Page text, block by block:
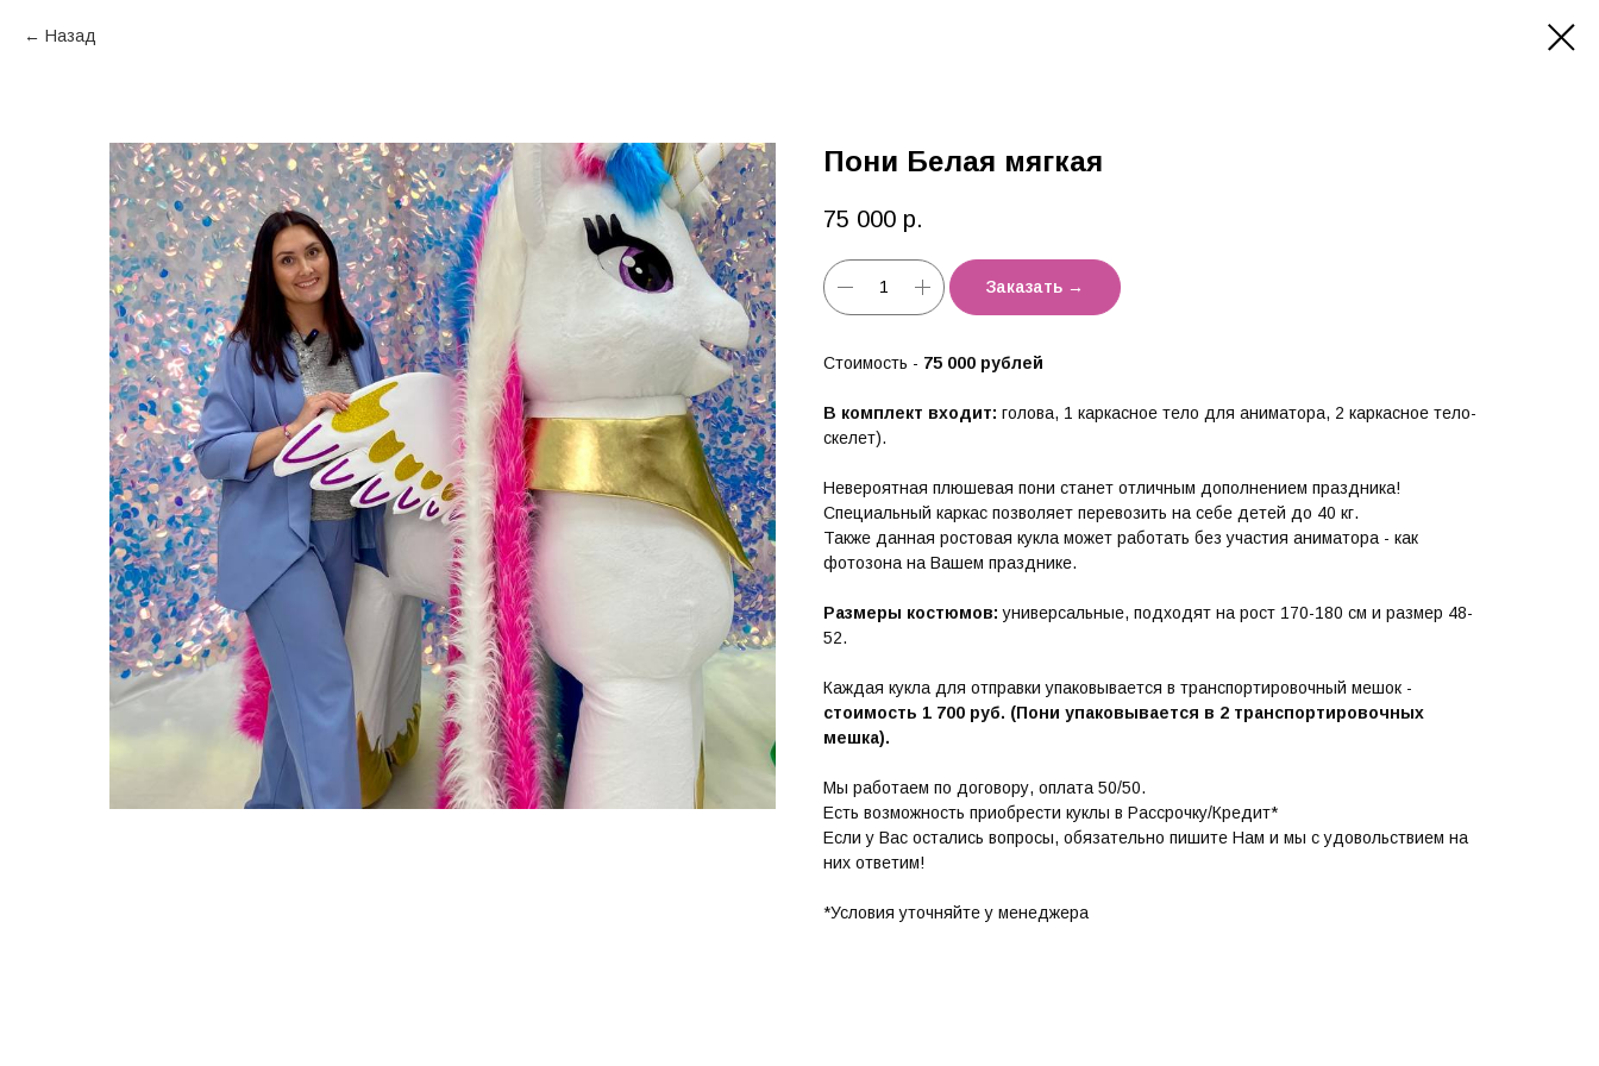
Назад
Пони Белая мягкая
75 000 р.
Заказать →
Стоимость - 75 000 рублей
В комплект входит: голова, 1 каркасное тело для аниматора, 2 каркасное тело-
скелет).
Невероятная плюшевая пони станет отличным дополнением праздника!
Специальный каркас позволяет перевозить на себе детей до 40 кг.
Также данная ростовая кукла может работать без участия аниматора - как
фотозона на Вашем празднике.
Размеры костюмов: универсальные, подходят на рост 170-180 см и размер 48-
52.
Каждая кукла для отправки упаковывается в транспортировочный мешок -
стоимость 1 700 руб. (Пони упаковывается в 2 транспортировочных
мешка).
Мы работаем по договору, оплата 50/50.
Есть возможность приобрести куклы в Рассрочку/Кредит*
Если у Вас остались вопросы, обязательно пишите Нам и мы с удовольствием на
них ответим!
*Условия уточняйте у менеджера